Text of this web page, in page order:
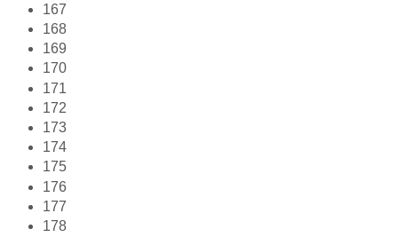
167
168
169
170
171
172
173
174
175
176
177
178